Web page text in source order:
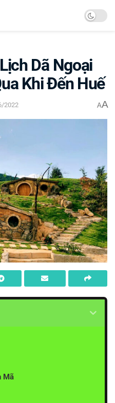
Dã Ngoại
Khi Đến Huế
2022 AA
Mã